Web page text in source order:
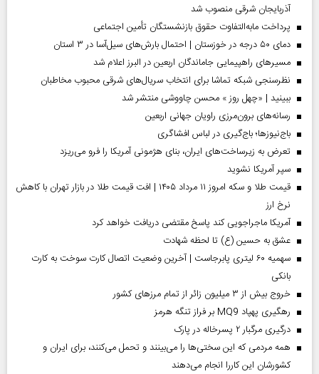
آذربایجان شرقی منصوب شد
پرداخت مابه‌التفاوت حقوق بازنشستگان تأمین اجتماعی
دمای ۵۰ درجه در خوزستان | احتمال بارش‌های سیل‌آسا در ۳ استان
مسیر‌های راهپیمایی جاماندگان اربعین در البرز اعلام شد
نظرسنجی شبکه تماشا برای انتخاب سریال‌های شرقی محبوب مخاطبان
ببینید | «چهل روز » محسن چاووشی منتشر شد
رسانه‌های برون‌مرزی راویان جهانی اربعین
باج‌نیوزها؛ باج‌گیری در لباس افشاگری
تعرض به زیرساخت‌های ایران، بنای هژمونی آمریکا را فرو می‌ریزد
سپر آمریکا نشوید
قیمت طلا و سکه امروز ۱۱ مرداد ۱۴۰۵ | افت قیمت طلا در بازار تهران با کاهش
نرخ ارز
آمریکا ماجراجویی کند پاسخ مقتضی دریافت خواهد کرد
عشق به حسین (ع) تا لحظه شهادت
سهمیه ۶۰ لیتری پابرجاست | آخرین وضعیت اتصال کارت سوخت به کارت
بانکی
خروج بیش از ۳ میلیون زائر از تمام مرز‌های کشور
رهگیری پهپاد MQ9 بر فراز تنگه هرمز
درگیری مرگبار ۲ پسرخاله در پارک
همه مردمی که این سختی‌ها را می‌بینند و تحمل می‌کنند، برای ایران و
کشورشان این کاررا انجام می‌دهند